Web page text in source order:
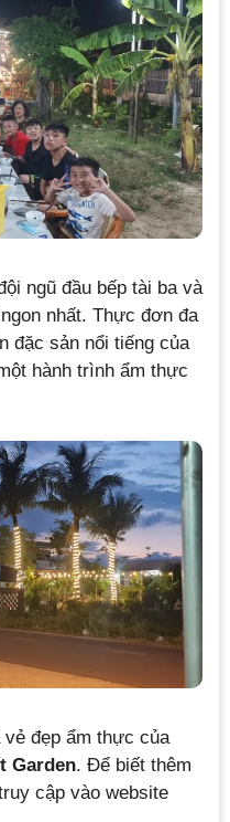
ngũ đầu bếp tài ba và
nhất. Thực đơn đa
đặc sản nổi tiếng của
hành trình ẩm thực
vẻ đẹp ẩm thực của
Garden. Để biết thêm
cập vào website